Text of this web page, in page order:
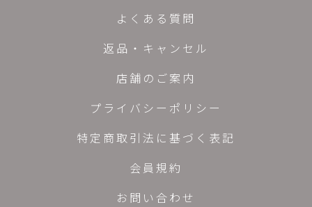
よくある質問
返品・キャンセル
店舗のご案内
プライバシーポリシー
特定商取引法に基づく表記
会員規約
お問い合わせ